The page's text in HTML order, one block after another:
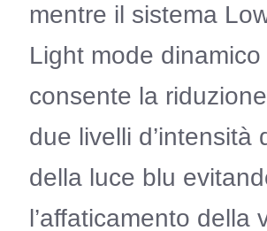
mentre il sistema
Light mode dinamico
consente la
due livelli d’intensità
della luce blu
l’affaticamento della